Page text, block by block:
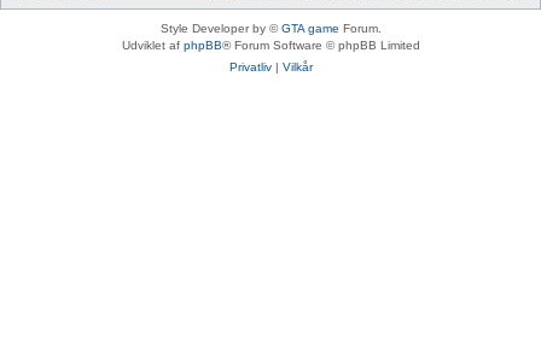
Style Developer by ©GTA game Forum.
Udviklet af phpBB® Forum Software © phpBB Limited
Privatliv| Vilkår